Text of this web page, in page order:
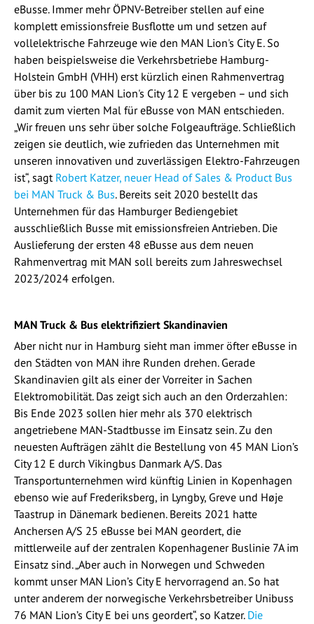
eBusse. Immer mehr ÖPNV-Betreiber stellen auf eine
komplett emissionsfreie Busflotte um und setzen auf
vollelektrische Fahrzeuge wie den MAN Lion's City E. So
haben beispielsweise die Verkehrsbetriebe Hamburg-
Holstein GmbH (VHH) erst kürzlich einen Rahmenvertrag
über bis zu 100 MAN Lion's City 12 E vergeben – und sich
damit zum vierten Mal für eBusse von MAN entschieden.
„Wir freuen uns sehr über solche Folgeaufträge. Schließlich
zeigen sie deutlich, wie zufrieden das Unternehmen mit
unseren innovativen und zuverlässigen Elektro-Fahrzeugen
ist“, sagt Robert Katzer, neuer Head of Sales & Product Bus
bei MAN Truck & Bus. Bereits seit 2020 bestellt das
Unternehmen für das Hamburger Bediengebiet
ausschließlich Busse mit emissionsfreien Antrieben. Die
Auslieferung der ersten 48 eBusse aus dem neuen
Rahmenvertrag mit MAN soll bereits zum Jahreswechsel
2023/2024 erfolgen.
MAN Truck & Bus elektrifiziert Skandinavien
Aber nicht nur in Hamburg sieht man immer öfter eBusse in
den Städten von MAN ihre Runden drehen. Gerade
Skandinavien gilt als einer der Vorreiter in Sachen
Elektromobilität. Das zeigt sich auch an den Orderzahlen:
Bis Ende 2023 sollen hier mehr als 370 elektrisch
angetriebene MAN-Stadtbusse im Einsatz sein. Zu den
neuesten Aufträgen zählt die Bestellung von 45 MAN Lion’s
City 12 E durch Vikingbus Danmark A/S. Das
Transportunternehmen wird künftig Linien in Kopenhagen
ebenso wie auf Frederiksberg, in Lyngby, Greve und Høje
Taastrup in Dänemark bedienen. Bereits 2021 hatte
Anchersen A/S 25 eBusse bei MAN geordert, die
mittlerweile auf der zentralen Kopenhagener Buslinie 7A im
Einsatz sind. „Aber auch in Norwegen und Schweden
kommt unser MAN Lion’s City E hervorragend an. So hat
unter anderem der norwegische Verkehrsbetreiber Unibuss
76 MAN Lion’s City E bei uns geordert“, so Katzer. Die